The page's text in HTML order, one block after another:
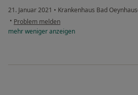
21. Januar 2021 • Krankenhaus Bad
• Problem melden
mehrwenigeranzeigen